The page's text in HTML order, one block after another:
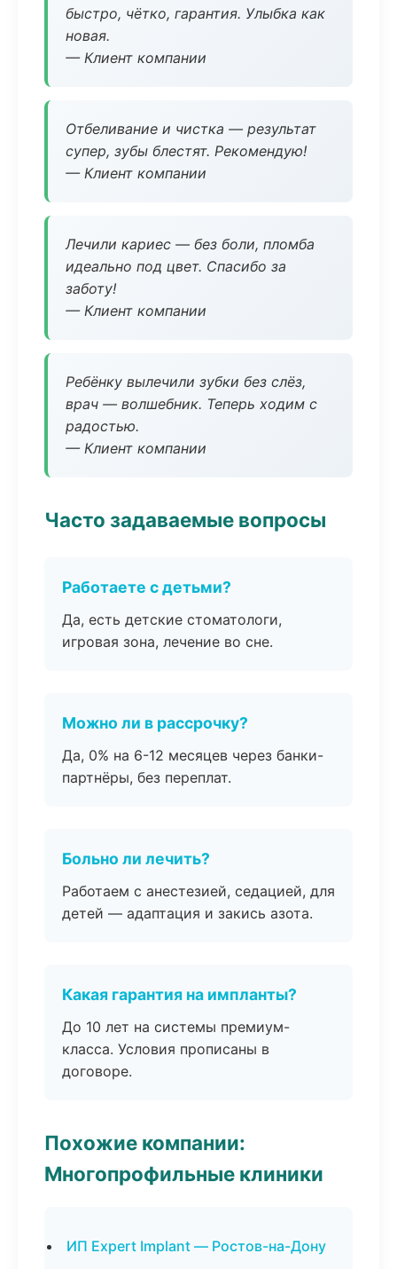
быстро, чётко, гарантия. Улыбка как
новая.
— Клиент компании
Отбеливание и чистка — результат
супер, зубы блестят. Рекомендую!
— Клиент компании
Лечили кариес — без боли, пломба
идеально под цвет. Спасибо за
заботу!
— Клиент компании
Ребёнку вылечили зубки без слёз,
врач — волшебник. Теперь ходим с
радостью.
— Клиент компании
Часто задаваемые вопросы
Работаете с детьми?
Да, есть детские стоматологи,
игровая зона, лечение во сне.
Можно ли в рассрочку?
Да, 0% на 6-12 месяцев через банки-
партнёры, без переплат.
Больно ли лечить?
Работаем с анестезией, седацией, для
детей — адаптация и закись азота.
Какая гарантия на импланты?
До 10 лет на системы премиум-
класса. Условия прописаны в
договоре.
Похожие компании:
Многопрофильные клиники
ИП Expert Implant — Ростов-на-Дону